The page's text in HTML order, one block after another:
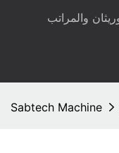
Sabtech Machine